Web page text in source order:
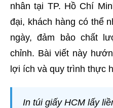
nhân tại TP. Hồ Chí
đại, khách hàng có thể
ngày, đảm bảo chất
chỉnh. Bài viết này
lợi ích và quy trình thực
In túi giấy HCM lấy